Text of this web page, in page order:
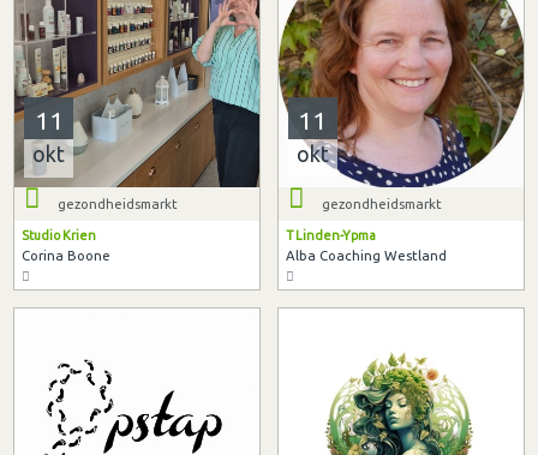
11
okt
gezondheidsmarkt
Studio Krien
Corina Boone
11
okt
gezondheidsmarkt
T Linden-Ypma
Alba Coaching Westland